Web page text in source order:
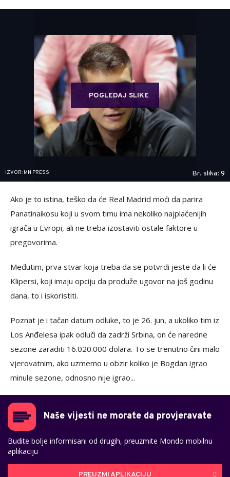
POGLEDAJ SLIKE
IZVOR: MN PRESS Br. slika: 9
Ako je to istina, teško da će Real Madrid moći da parira
Panatinaikosu koji u svom timu ima nekoliko najplaćenijih
igrača u Evropi, ali ne treba izostaviti ostale faktore u
pregovorima.
Međutim, prva stvar koja treba da se potvrdi jeste da li će
Klipersi, koji imaju opciju da produže ugovor na još godinu
dana, to i iskoristiti.
Poznat je i tačan datum odluke, to je 26. jun, a ukoliko tim iz
Los Anđelesa ipak odluči da zadrži Srbina, on će naredne
sezone zaraditi 16.020.000 dolara. To se trenutno čini malo
vjerovatnim, ako uzmemo u obzir koliko je Bogdan igrao
minule sezone, odnosno nije igrao...
Naše vijesti ne morate da provjeravate
Budite bolje informisani od drugih, preuzmite Mondo mobilnu
aplikaciju
PREUZMI APLIKACIJU